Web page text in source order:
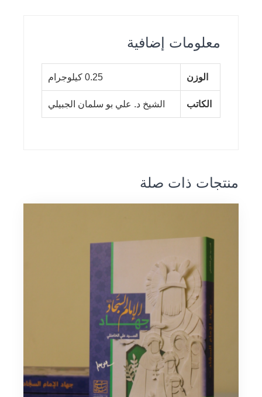
معلومات إضافية
الوزن 0.25 كيلوجرام
الكاتب الشيخ د. علي بو سلمان الجبيلي
منتجات ذات صلة